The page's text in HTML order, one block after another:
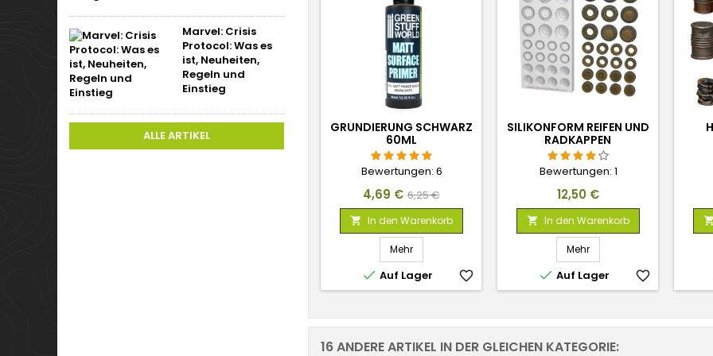
Marvel: Crisis
Protocol: Was es
ist, Neuheiten,
Regeln und
Einstieg
ALLE ARTIKEL
GRUNDIERUNG SCHWARZ
60ML
Bewertungen: 6
Preis
4,69 € Verkaufspreis
6,25 €
 In den Warenkorb
Mehr
 Auf Lager favorite_border
SILIKONFORM REIFEN UND
RADKAPPEN
Bewertungen: 1
Preis
12,50 €
 In den Warenkorb
Mehr
 Auf Lager favorite_border

16 ANDERE ARTIKEL IN DER GLEICHEN KATEGORIE: